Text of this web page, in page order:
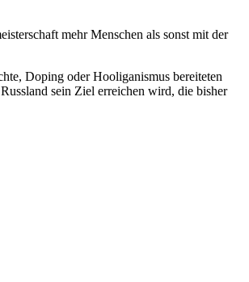
mehr Menschen als sonst mit der
Doping oder Hooliganismus bereiteten
sein Ziel erreichen wird, die bisher